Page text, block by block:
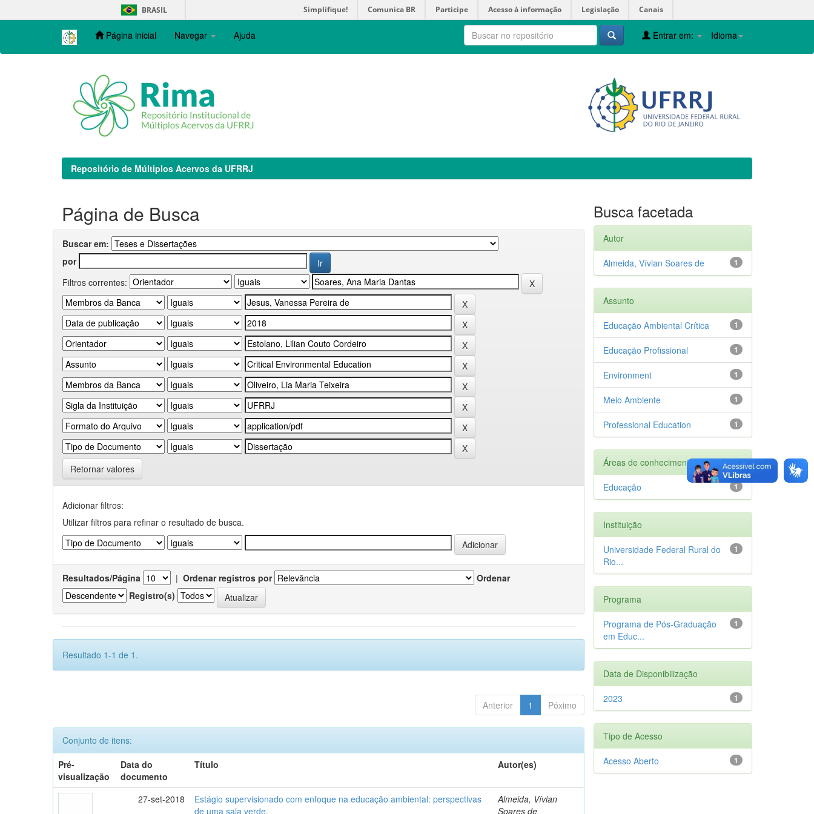
navigation
BRASIL Simplifique! Comunica BR Participe Acesso à informação Legislação Canais
Página inicial Navegar Ajuda Idioma
Entrar em:
Repositório de Múltiplos Acervos da UFRRJ
Página de Busca
Buscar em:
por
Filtros correntes:
Retornar valores
Adicionar filtros:
Utilizar filtros para refinar o resultado de busca.
Resultados/Página | Ordenar registros por
Ordenar
Registro(s)
Resultado 1-1 de 1.
Anterior 1 Póximo
Conjunto de itens:
Pré-
visualização
Data do
documento
Título Autor(es)
27-set-2018
Estágio supervisionado com enfoque na educação ambiental: perspectivas
de uma sala verde.
Almeida, Vívian
Soares de
Busca facetada
Autor
1
Almeida, Vívian Soares de
Assunto
1
Educação Ambiental Crítica
1
Educação Profissional
1
Environment
1
Meio Ambiente
1
Professional Education
Áreas de conhecimento
1
Educação
Instituição
1
Universidade Federal Rural do
Rio...
Programa
1
Programa de Pós-Graduação
em Educ...
Data de Disponibilização
1
2023
Tipo de Acesso
1
Acesso Aberto